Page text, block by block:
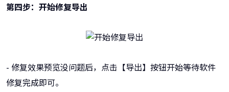
第四步：开始修复导出
- 修复效果预览没问题后，点击【导出】按钮开始等待软件
修复完成即可。